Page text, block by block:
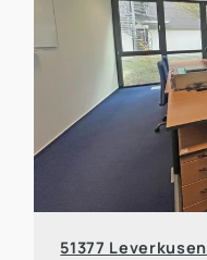
51377 Leverkusen